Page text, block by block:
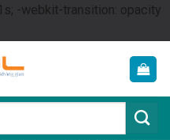
-webkit-transition: opacity